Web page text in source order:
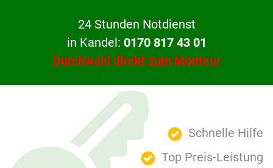
24 Stunden Notdienst
in Kandel: 0170 817 43 01
Durchwahl direkt zum Monteur
Schnelle Hilfe
Top Preis-Leistung